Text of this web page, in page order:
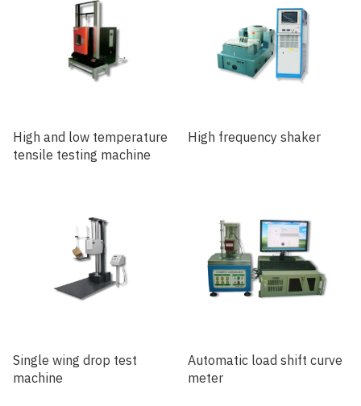
High and low temperature
tensile testing machine
High frequency shaker
Single wing drop test
machine
Automatic load shift curve
meter